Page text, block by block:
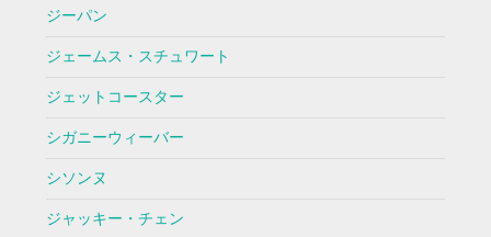
ジーパン
ジェームス・スチュワート
ジェットコースター
シガニーウィーバー
シソンヌ
ジャッキー・チェン